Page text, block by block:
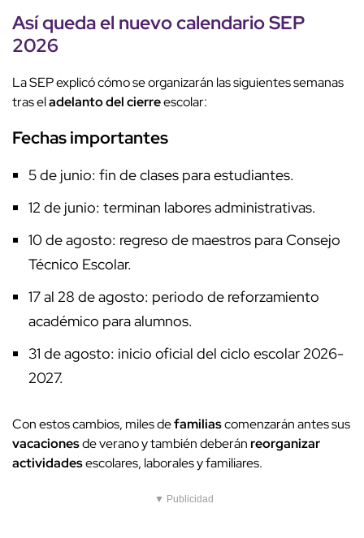
Así queda el nuevo calendario SEP
2026
La SEP explicó cómo se organizarán las siguientes semanas
tras eladelanto del cierreescolar:
Fechas importantes
5 de junio: fin de clases para estudiantes.
12 de junio: terminan labores administrativas.
10 de agosto: regreso de maestros para Consejo
Técnico Escolar.
17 al 28 de agosto: periodo de reforzamiento
académico para alumnos.
31 de agosto: inicio oficial del ciclo escolar 2026-
2027.
Con estos cambios, miles defamiliascomenzarán antes sus
vacacionesde verano y también deberánreorganizar
actividadesescolares, laborales y familiares.
▼ Publicidad